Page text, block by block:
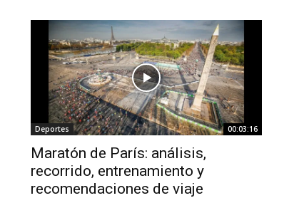
World
Thru
Deportes 00:03:16
Maratón de París: análisis,
recorrido, entrenamiento y
recomendaciones de viaje